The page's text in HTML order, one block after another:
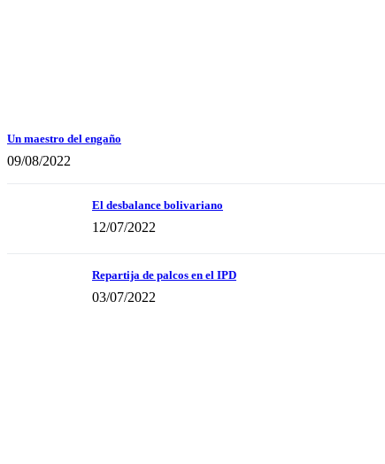
Un maestro del engaño
09/08/2022
El desbalance bolivariano
12/07/2022
Repartija de palcos en el IPD
03/07/2022